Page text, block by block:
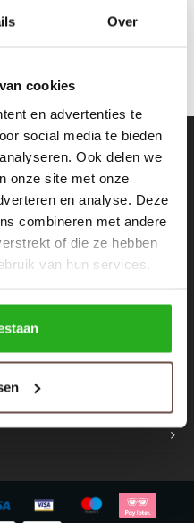
Over
cookies
en advertenties te
social media te bieden
Ook delen we
onze site met onze
en analyse. Deze
combineren met andere
of die ze hebben
van hun services.
en aanbiedingen via email